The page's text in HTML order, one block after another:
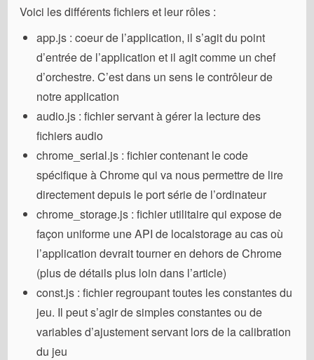
Voici les différents fichiers et leur rôles :
app.js : coeur de l’application, il s’agit du point
d’entrée de l’application et il agit comme un chef
d’orchestre. C’est dans un sens le contrôleur de
notre application
audio.js : fichier servant à gérer la lecture des
fichiers audio
chrome_serial.js : fichier contenant le code
spécifique à Chrome qui va nous permettre de lire
directement depuis le port série de l’ordinateur
chrome_storage.js : fichier utilitaire qui expose de
façon uniforme une API de localstorage au cas où
l’application devrait tourner en dehors de Chrome
(plus de détails plus loin dans l’article)
const.js : fichier regroupant toutes les constantes du
jeu. Il peut s’agir de simples constantes ou de
variables d’ajustement servant lors de la calibration
du jeu